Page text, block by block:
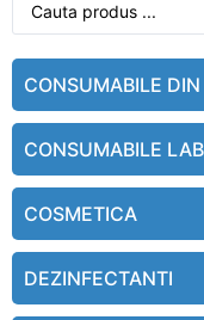
CONSUMABILE
CONSUMABILE
COSMETICA
DEZINFECTANTI